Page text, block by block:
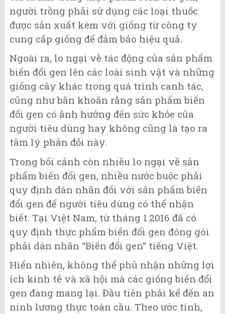
người trồng phải sử dụng các loại thuốc
được sản xuất kèm với giống từ công ty
cung cấp giống để đảm bảo hiệu quả.
Ngoài ra, lo ngại về tác động của sản phẩm
biến đổi gen lên các loài sinh vật và những
giống cây khác trong quá trình canh tác,
cũng như băn khoăn rằng sản phẩm biến
đổi gen có ảnh hưởng đến sức khỏe của
người tiêu dùng hay không cũng là tạo ra
tâm lý phản đối này.
Trong bối cảnh còn nhiều lo ngại về sản
phẩm biến đổi gen, nhiều nước buộc phải
quy định dán nhãn đối với sản phẩm biến
đổi gen để người tiêu dùng có thể nhận
biết. Tại Việt Nam, từ tháng 1.2016 đã có
quy định thực phẩm biến đổi gen đóng gói
phải dán nhãn “Biến đổi gen” tiếng Việt.
Hiển nhiên, không thể phủ nhận những lợi
ích kinh tế và xã hội mà các giống biến đổi
gen đang mang lại. Đầu tiên phải kể đến an
ninh lương thực toàn cầu. Theo ước tính,